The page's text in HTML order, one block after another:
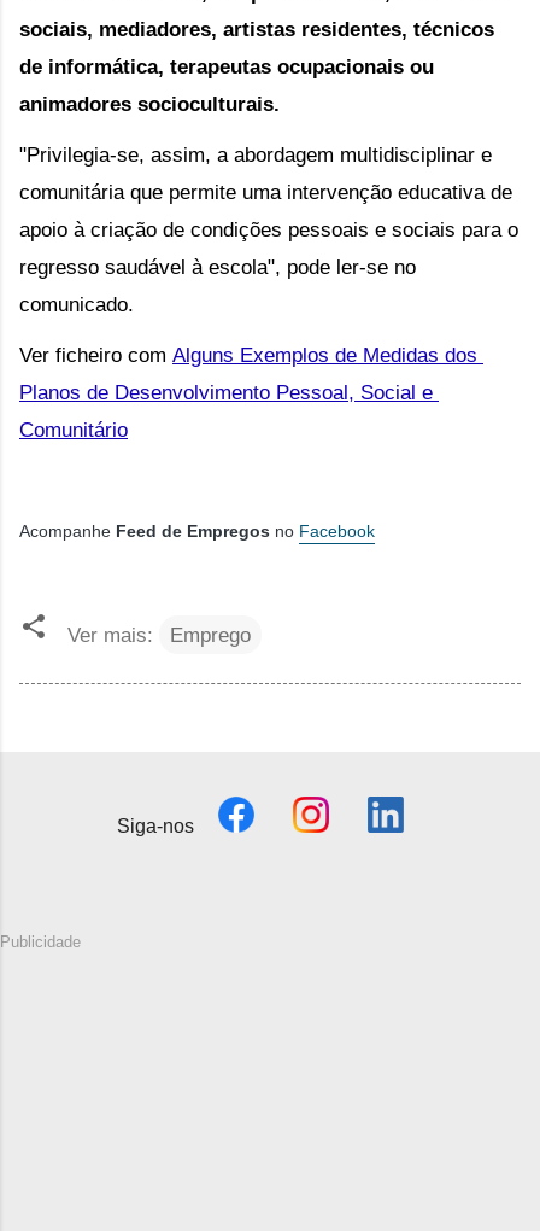
sociais, mediadores, artistas residentes, técnicos
de informática, terapeutas ocupacionais ou
animadores socioculturais.
"Privilegia-se, assim, a abordagem multidisciplinar e
comunitária que permite uma intervenção educativa de
apoio à criação de condições pessoais e sociais para o
regresso saudável à escola", pode ler-se no
comunicado.
Ver ficheiro com Alguns Exemplos de Medidas dos
Planos de Desenvolvimento Pessoal, Social e
Comunitário
Acompanhe Feed de Empregos no Facebook
Ver mais: Emprego
Siga-nos
Publicidade